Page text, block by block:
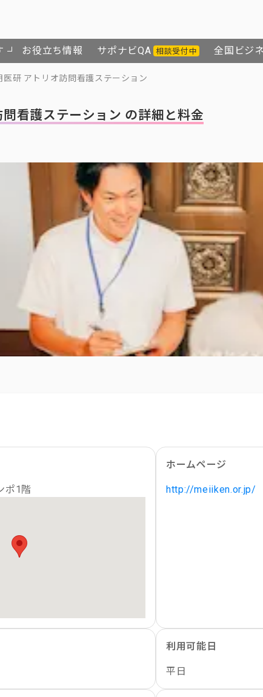
お役立ち情報 サポナビQA 相談受付中 全国ビジ
医研 アトリオ訪問看護ステーション
看護ステーション の詳細と料金
ポ1階
ホームページ
http://meiiken.or.jp/
利用可能日
平日